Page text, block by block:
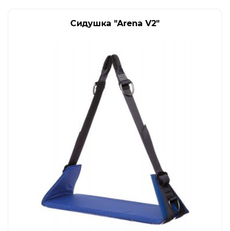
Сидушка "Arena V2"